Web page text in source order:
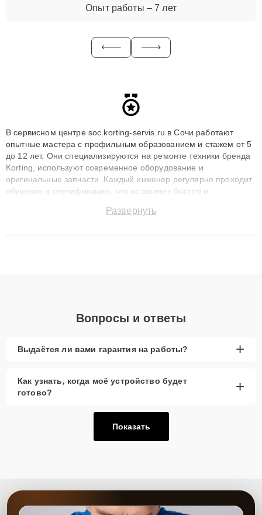
Опыт работы – 7 лет
В сервисном центре soc.korting-servis.ru в Сочи работают
опытные мастера с профильным образованием и стажем от 5
до 12 лет. Они специализируются на ремонте техники бренда
Korting, используют современное оборудование и
оригинальные запчасти. Каждый инженер регулярно проходит
обучение и сертификацию, что позволяет быстро и
сохранением гарантии до 3 лет. Наши мастера решают
Развернуть
Вопросы и ответы
Выдаётся ли вами гарантия на работы? +
Как узнать, когда моё устройство будет
готово?
+
Показать